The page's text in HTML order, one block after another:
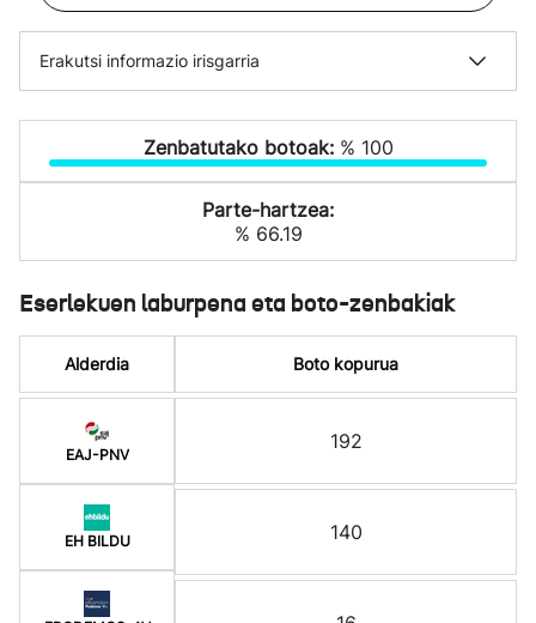
Erakutsi informazio irisgarria
Zenbatutako botoak: % 100
Parte-hartzea:
% 66.19
Eserlekuen laburpena eta boto-zenbakiak
Alderdia
EAJ-PNV
EH BILDU
Boto kopurua
192
140